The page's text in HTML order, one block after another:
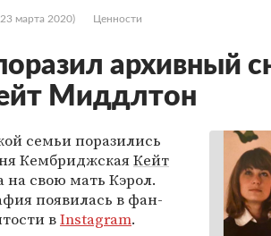
марта 2020) Ценности
архивный
Миддлтон
семьи поразились
КембриджскаяКейт
на свою мать Кэрол.
появилась в фан-
вInstagram.